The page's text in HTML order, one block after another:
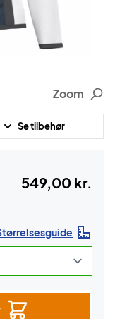
Zoom
Se tilbehør
549,00 kr.